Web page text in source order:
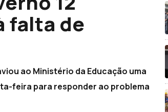
falta de
ao Ministério da Educação uma
feira para responder ao problema